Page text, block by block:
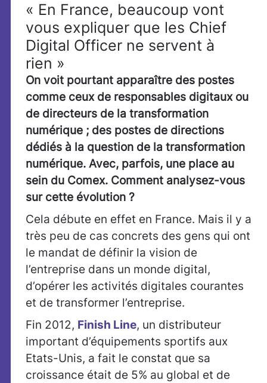
« En France, beaucoup vont
vous expliquer que les Chief
Digital Officer ne servent à
rien »
On voit pourtant apparaître des postes
comme ceux de responsables digitaux ou
de directeurs de la transformation
numérique ; des postes de directions
dédiés à la question de la transformation
numérique. Avec, parfois, une place au
sein du Comex. Comment analysez-vous
sur cette évolution ?
Cela débute en effet en France. Mais il y a
très peu de cas concrets des gens qui ont
le mandat de définir la vision de
l’entreprise dans un monde digital,
d’opérer les activités digitales courantes
et de transformer l’entreprise.
Fin 2012, Finish Line, un distributeur
important d’équipements sportifs aux
Etats-Unis, a fait le constat que sa
croissance était de 5% au global et de